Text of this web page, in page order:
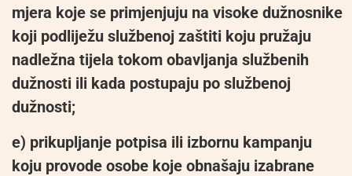
mjera koje se primjenjuju na visoke dužnosnike
koji podliježu službenoj zaštiti koju pružaju
nadležna tijela tokom obavljanja službenih
dužnosti ili kada postupaju po službenoj
dužnosti;
e) prikupljanje potpisa ili izbornu kampanju
koju provode osobe koje obnašaju izabrane